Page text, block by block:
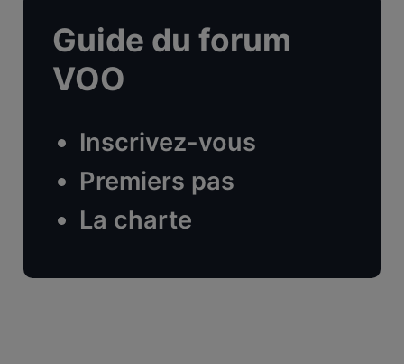
Guide du forum
VOO
Inscrivez-vous
Premiers pas
La charte